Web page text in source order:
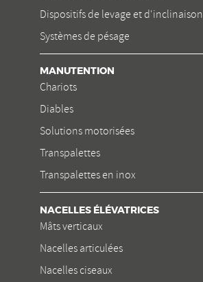
Dispositifs de levage et d'inclinaison
Systèmes de pésage
MANUTENTION
Chariots
Diables
Solutions motorisées
Transpalettes
Transpalettes en inox
NACELLES ÉLÉVATRICES
Mâts verticaux
Nacelles articulées
Nacelles ciseaux